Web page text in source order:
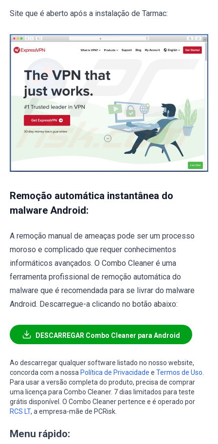
Site que é aberto após a instalação de Tarmac:
Remoção automática instantânea do
malware Android:
A remoção manual de ameaças pode ser um processo
moroso e complicado que requer conhecimentos
informáticos avançados. O Combo Cleaner é uma
ferramenta profissional de remoção automática do
malware que é recomendada para se livrar do malware
Android. Descarregue-a clicando no botão abaixo:
DESCARREGAR Combo Cleaner para Android
Ao descarregar qualquer software listado no nosso website,
concorda com a nossa Política de Privacidade e Termos de Uso
Para usar a versão completa do produto, precisa de comprar
uma licença para Combo Cleaner. 7 dias limitados para teste
grátis disponível. O Combo Cleaner pertence e é operado por
RCS LT, a empresa-mãe de PCRisk.
Menu rápido: